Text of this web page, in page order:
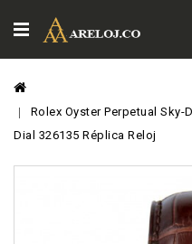
Rolex Oyster Perpetual Sky-
Dial 326135 Réplica Reloj